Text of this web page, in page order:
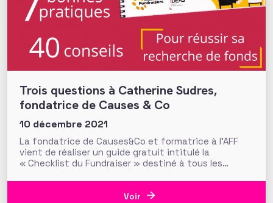
Trois questions à Catherine Sudres,
fondatrice de Causes & Co
10 décembre 2021
La fondatrice de Causes&Co et formatrice à l’AFF
vient de réaliser un guide gratuit intitulé la
« Checklist du Fundraiser » destiné à tous les
novices ou confirmés du secteur de l’intérêt général.
Pourquoi avez-vous créé ce guide et à qui est-il
Voir